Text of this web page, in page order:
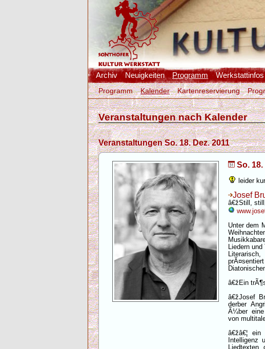
Archiv Neuigkeiten Programm Werkstattinfos
Programm Kalender Kartenreservierung
Veranstaltungen nach Kalender
Veranstaltungen So. 18. Dez. 2011
So. 18.
leider
Josef
â€žStill,
Unter dem
Liedern und
â€žEin
â€žJosef
derber
Ã¼ber eine
von
â€žâ€¦
Intelligenz
Liedtexten